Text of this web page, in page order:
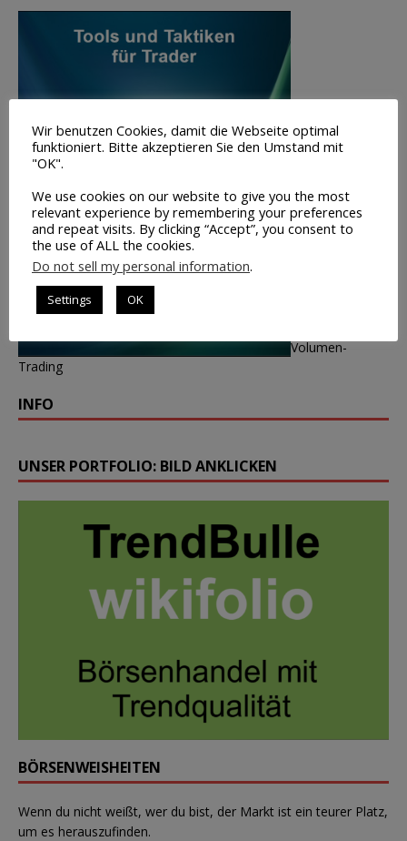
Volumen-
Trading
INFO
UNSER PORTFOLIO: BILD ANKLICKEN
BÖRSENWEISHEITEN
Wenn du nicht weißt, wer du bist, der Markt ist ein teurer Platz,
um es herauszufinden.
Wir benutzen Cookies, damit die Webseite optimal
funktioniert. Bitte akzeptieren Sie den Umstand mit
"OK".
We use cookies on our website to give you the most
relevant experience by remembering your preferences
and repeat visits. By clicking “Accept”, you consent to
the use of ALL the cookies.
Do not sell my personal information.
Settings OK